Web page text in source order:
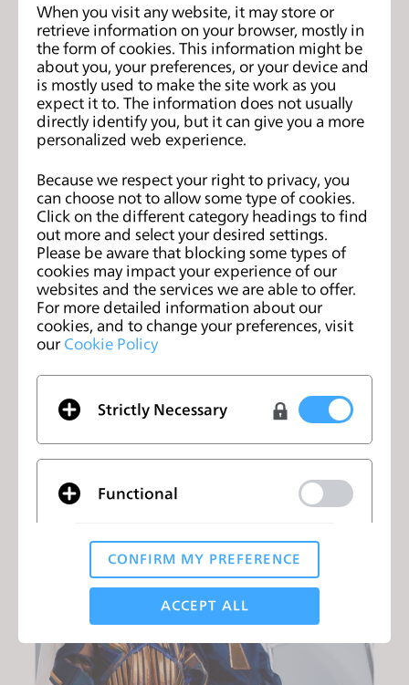
CLO Virtual Fashion Unveils 3D Virtual
Fitting Solution at CES 2019 in
CLO Korea Hosts Its First User
Conference, 'Winter Night in CLO'
2019年1月7日
When you visit any website, it may store or
retrieve information on your browser, mostly in
the form of cookies. This information might be
about you, your preferences, or your device and
is mostly used to make the site work as you
expect it to. The information does not usually
directly identify you, but it can give you a more
personalized web experience.
Because we respect your right to privacy, you
can choose not to allow some type of cookies.
Click on the different category headings to find
out more and select your desired settings.
Please be aware that blocking some types of
cookies may impact your experience of our
websites and the services we are able to offer.
For more detailed information about our
cookies, and to change your preferences, visit
our Cookie Policy
Strictly Necessary
Functional
Analytical / Performance
Targeting
CONFIRM MY PREFERENCE
ACCEPT ALL